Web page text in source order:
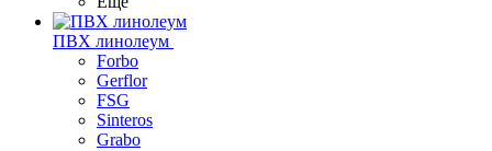
ПВХ линолеум
Forbo
Gerflor
FSG
Sinteros
Grabo